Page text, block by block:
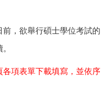
，欲舉行碩士學位考試的
項表單下載填寫，並依序